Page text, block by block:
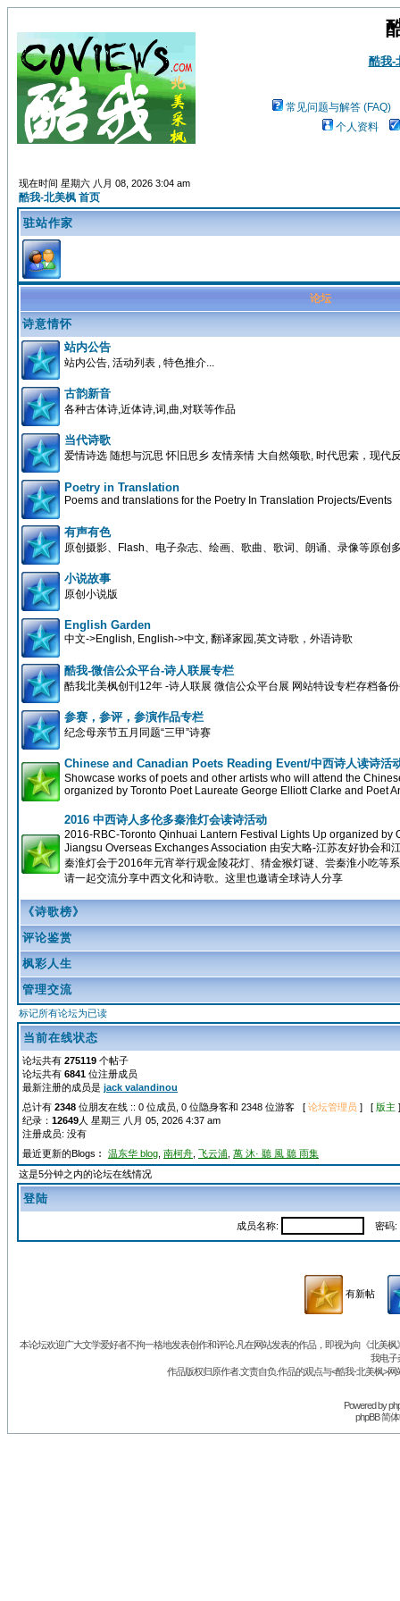
酷我-
常见问题与解答 (FAQ)
个人资料
现在时间 星期六 八月 08, 2026 3:04 am
酷我-北美枫 首页
驻站作家
论坛
诗意情怀
站内公告
站内公告, 活动列表 , 特色推介...
古韵新音
各种古体诗,近体诗,词,曲,对联等作品
当代诗歌
爱情诗选 随想与沉思 怀旧思乡 友情亲情 大自然颂歌, 时代思索，现代
Poetry in Translation
Poems and translations for the Poetry In Translation Projects/Events
有声有色
原创摄影、Flash、电子杂志、绘画、歌曲、歌词、朗诵、录像等原创
小说故事
原创小说版
English Garden
中文->English, English->中文, 翻译家园,英文诗歌，外语诗歌
酷我-微信公众平台-诗人联展专栏
酷我北美枫创刊12年 -诗人联展 微信公众平台展 网站特设专栏存档备
参赛，参评，参演作品专栏
纪念母亲节五月同题“三甲”诗赛
Chinese and Canadian Poets Reading Event/中西诗人读诗活
Showcase works of poets and other artists who will attend the
organized by Toronto Poet Laureate George Elliott Clarke and Poet
2016 中西诗人多伦多秦淮灯会读诗活动
2016-RBC-Toronto Qinhuai Lantern Festival Lights Up organized by
Jiangsu Overseas Exchanges Association 由安大略-江苏友好协会和
秦淮灯会于2016年元宵举行观金陵花灯、猜金猴灯谜、尝秦淮小吃等
请一起交流分享中西文化和诗歌。这里也邀请全球诗人分享
《诗歌榜》
评论鉴赏
枫彩人生
管理交流
标记所有论坛为已读
当前在线状态
论坛共有 275119 个帖子
论坛共有 6841 位注册成员
最新注册的成员是 jack valandinou
总计有 2348 位朋友在线 :: 0 位成员, 0 位隐身客和 2348 位游客 [ 论坛管理员 ] [ 版主 ]
纪录： 12649 人 星期三 八月 05, 2026 4:37 am
注册成员: 没有
最近更新的Blogs︰ 温东华 blog 南柯舟 飞云浦 萬 沐· 聽 風 聽 雨集
这是5分钟之内的论坛在线情况
登陆
成员名称: 密码:
有新帖
本论坛欢迎广大文学爱好者不拘一格地发表创作和评论.凡在网站发表的作品，即视为向《北美
我电子
作品版权归原作者.文责自负.作品的观点与<酷我-北美枫>
Powered by
phpBB 简